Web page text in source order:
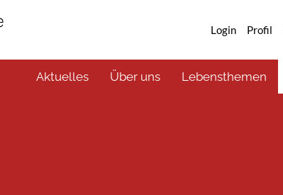
Profil
Login
Aktuelles Über uns Lebensthemen